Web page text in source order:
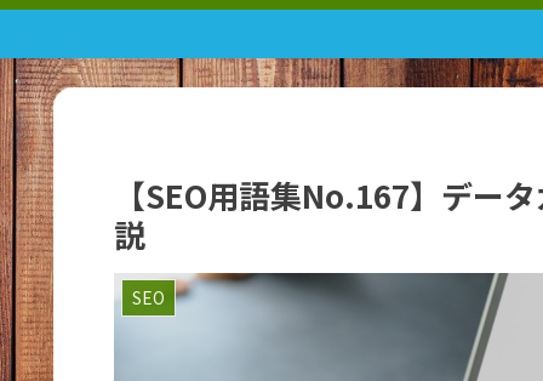
【SEO用語集No.167】デー
説
SEO